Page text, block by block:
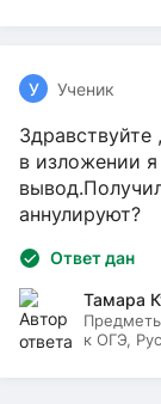
У Ученик
в изложении я
аннулируют?
Ответ дан
Тамара
к ОГЭ,